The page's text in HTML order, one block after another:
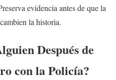
evidencia antes de que la
la historia.
Después de
con la Policía?